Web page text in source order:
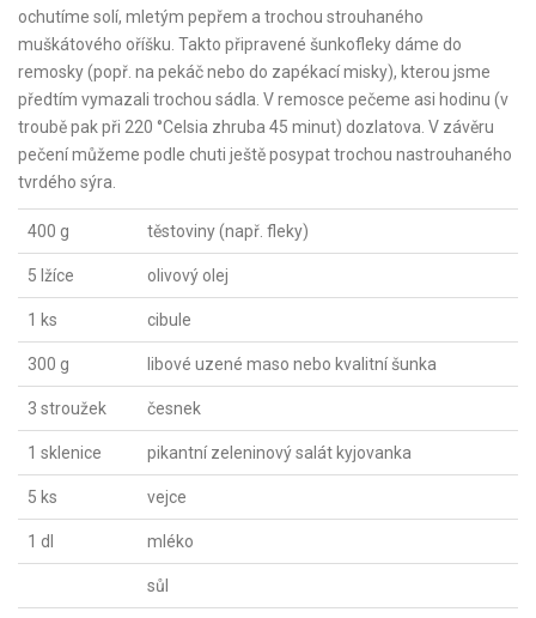
ochutíme solí, mletým pepřem a trochou strouhaného
muškátového oříšku. Takto připravené šunkofleky dáme do
remosky (popř. na pekáč nebo do zapékací misky), kterou jsme
předtím vymazali trochou sádla. V remosce pečeme asi hodinu (v
troubě pak při 220 °Celsia zhruba 45 minut) dozlatova. V závěru
pečení můžeme podle chuti ještě posypat trochou nastrouhaného
tvrdého sýra.
400 g těstoviny (např. fleky)
5 lžíce olivový olej
1 ks cibule
300 g libové uzené maso nebo kvalitní šunka
3 stroužek česnek
1 sklenice pikantní zeleninový salát kyjovanka
5 ks vejce
1 dl mléko
sůl